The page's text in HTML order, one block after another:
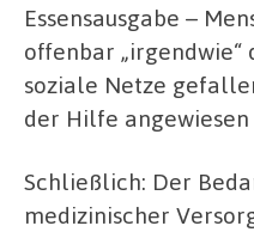
Essensausgabe –
offenbar
soziale Netze
der Hilfe angewiesen
Schließlich: Der
medizinischer